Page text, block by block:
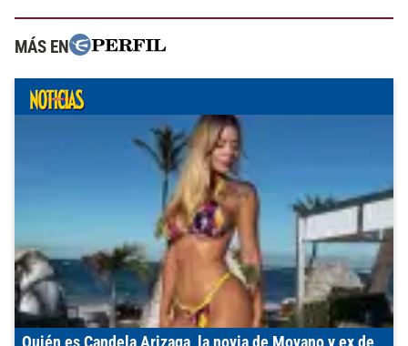
MÁS EN
Quién es Candela Arizaga, la novia de Moyano y ex de